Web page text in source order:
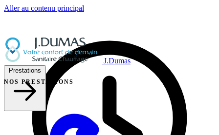
Aller au contenu principal
J.Dumas
Prestations
NOS PRESTATIONS